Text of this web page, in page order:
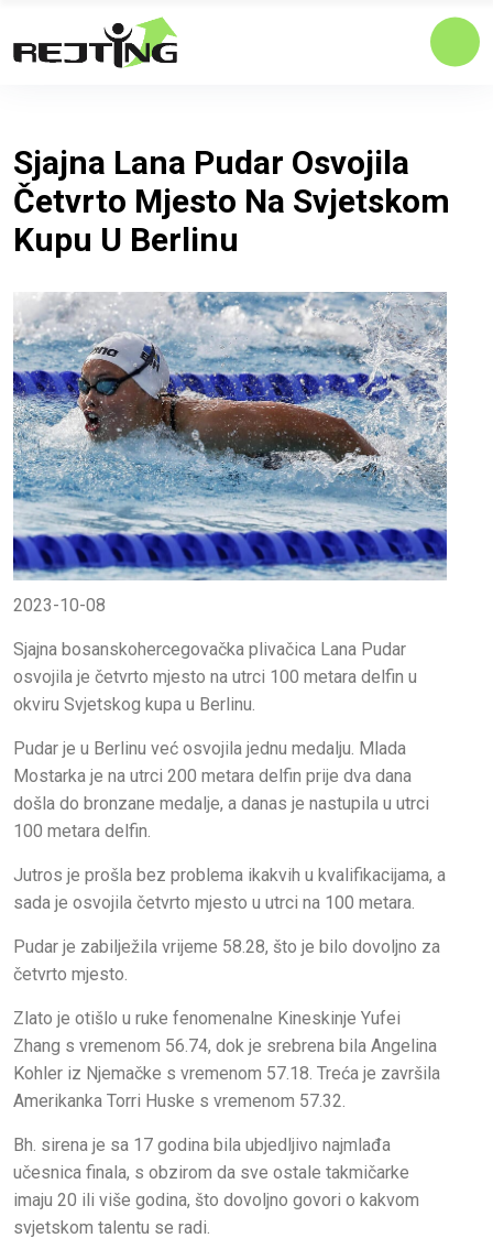
Sjajna Lana Pudar Osvojila
Četvrto Mjesto Na Svjetskom
Kupu U Berlinu
2023-10-08
Sjajna bosanskohercegovačka plivačica Lana Pudar
osvojila je četvrto mjesto na utrci 100 metara delfin u
okviru Svjetskog kupa u Berlinu.
Pudar je u Berlinu već osvojila jednu medalju. Mlada
Mostarka je na utrci 200 metara delfin prije dva dana
došla do bronzane medalje, a danas je nastupila u utrci
100 metara delfin.
Jutros je prošla bez problema ikakvih u kvalifikacijama, a
sada je osvojila četvrto mjesto u utrci na 100 metara.
Pudar je zabilježila vrijeme 58.28, što je bilo dovoljno za
četvrto mjesto.
Zlato je otišlo u ruke fenomenalne Kineskinje Yufei
Zhang s vremenom 56.74, dok je srebrena bila Angelina
Kohler iz Njemačke s vremenom 57.18. Treća je završila
Amerikanka Torri Huske s vremenom 57.32.
Bh. sirena je sa 17 godina bila ubjedljivo najmlađa
učesnica finala, s obzirom da sve ostale takmičarke
imaju 20 ili više godina, što dovoljno govori o kakvom
svjetskom talentu se radi.